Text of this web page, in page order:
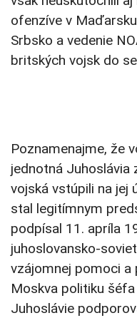
ofenzíve v
Srbsko a vedenie
britských vojsk do
Poznamenajme, že
jednotná Juhoslávia
vojská vstúpili na jej
stal legitímnym
podpísal 11. apríla
juhoslovansko-
vzájomnej pomoci a
Moskva politiku
Juhoslávie